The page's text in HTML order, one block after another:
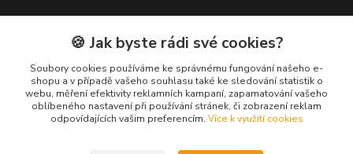
Kontakt
Pavel Šedivý
+420 602 148 895
Pracovní doba PO - PÁ: 8,00-16,30
🍪 Jak byste rádi své cookies?
Soubory cookies používáme ke správnému fungování našeho e-
shopu a v případě vašeho souhlasu také ke sledování statistik o
webu, měření efektivity reklamních kampaní, zapamatování vašeho
oblíbeného nastavení při používání stránek, či zobrazení reklam
odpovídajících vašim preferencím. Více k využití cookies